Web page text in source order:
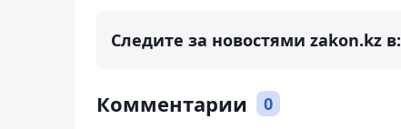
Следите за новостями zakon.kz в:
Комментарии 0